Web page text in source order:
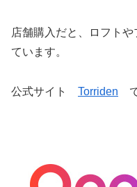
店舗購入だと、ロフト
ています。
公式サイト Torriden